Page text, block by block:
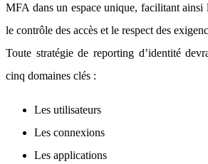
MFA dans un espace unique, facilitant ainsi
le contrôle des accès et le respect des
Toute stratégie de reporting d’identité
cinq domaines clés :
Les utilisateurs
Les connexions
Les applications